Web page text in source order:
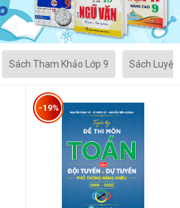
Sách Tham Khảo Lớp 9 Sách
-19%